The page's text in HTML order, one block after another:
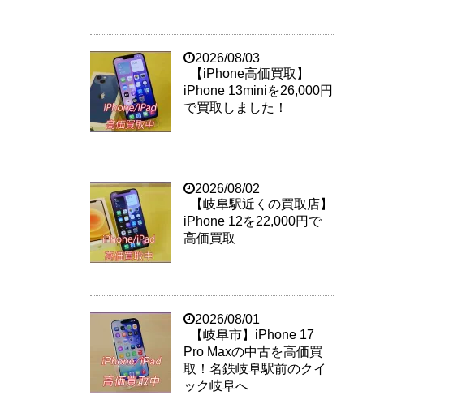
2026/08/03
【iPhone高価買取】
iPhone 13miniを26,000円
で買取しました！
2026/08/02
【岐阜駅近くの買取店】
iPhone 12を22,000円で
高価買取
2026/08/01
【岐阜市】iPhone 17
Pro Maxの中古を高価買
取！名鉄岐阜駅前のクイ
ック岐阜へ